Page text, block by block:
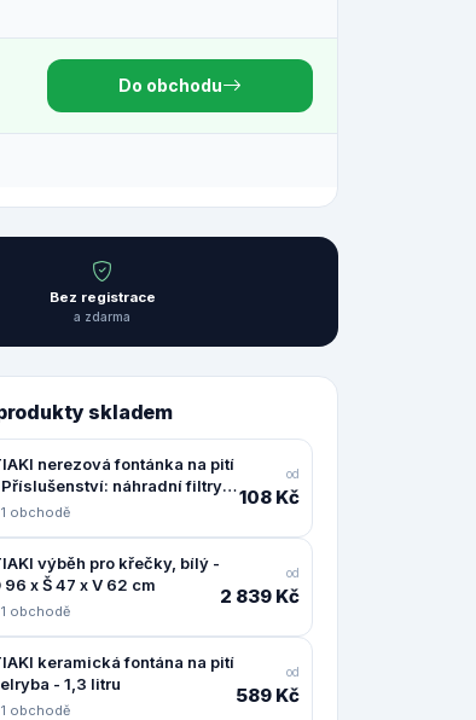
Do obchodu
Bez registrace
a zdarma
skladem
nerezová fontánka na pití
náhradní filtry
kusů)
obchodě
od
108 Kč
výběh pro křečky, bílý -
96 x Š 47 x V 62 cm
obchodě
od
2 839 Kč
keramická fontána na pití
- 1,3 litru
obchodě
od
589 Kč